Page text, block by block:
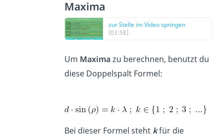
Maxima
zur Stelle im Video springen
(03:58)
Um Maximazu berechnen, benutzt du
diese Doppelspalt Formel:
Bei dieser Formel steht kfür die